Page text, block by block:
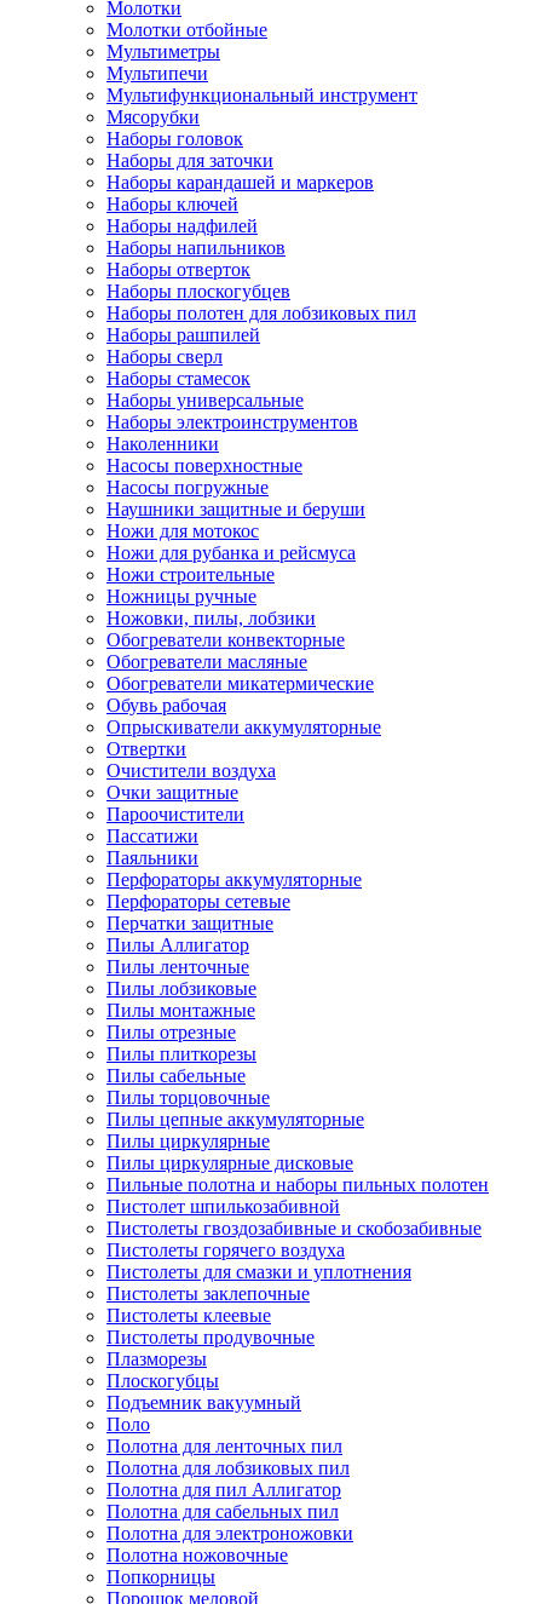
Молотки
Молотки отбойные
Мультиметры
Мультипечи
Мультифункциональный инструмент
Мясорубки
Наборы головок
Наборы для заточки
Наборы карандашей и маркеров
Наборы ключей
Наборы надфилей
Наборы напильников
Наборы отверток
Наборы плоскогубцев
Наборы полотен для лобзиковых пил
Наборы рашпилей
Наборы сверл
Наборы стамесок
Наборы универсальные
Наборы электроинструментов
Наколенники
Насосы поверхностные
Насосы погружные
Наушники защитные и беруши
Ножи для мотокос
Ножи для рубанка и рейсмуса
Ножи строительные
Ножницы ручные
Ножовки, пилы, лобзики
Обогреватели конвекторные
Обогреватели масляные
Обогреватели микатермические
Обувь рабочая
Опрыскиватели аккумуляторные
Отвертки
Очистители воздуха
Очки защитные
Пароочистители
Пассатижи
Паяльники
Перфораторы аккумуляторные
Перфораторы сетевые
Перчатки защитные
Пилы Аллигатор
Пилы ленточные
Пилы лобзиковые
Пилы монтажные
Пилы отрезные
Пилы плиткорезы
Пилы сабельные
Пилы торцовочные
Пилы цепные аккумуляторные
Пилы циркулярные
Пилы циркулярные дисковые
Пильные полотна и наборы пильных полотен
Пистолет шпилькозабивной
Пистолеты гвоздозабивные и скобозабивные
Пистолеты горячего воздуха
Пистолеты для смазки и уплотнения
Пистолеты заклепочные
Пистолеты клеевые
Пистолеты продувочные
Плазморезы
Плоскогубцы
Подъемник вакуумный
Поло
Полотна для ленточных пил
Полотна для лобзиковых пил
Полотна для пил Аллигатор
Полотна для сабельных пил
Полотна для электроножовки
Полотна ножовочные
Попкорницы
Порошок меловой